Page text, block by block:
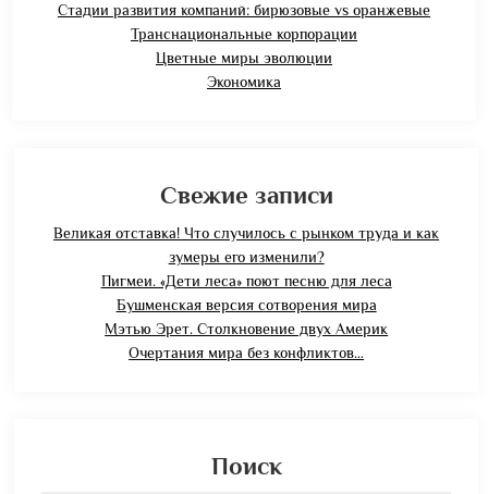
Стадии развития компаний: бирюзовые vs оранжевые
Транснациональные корпорации
Цветные миры эволюции
Экономика
Свежие записи
Великая отставка! Что случилось с рынком труда и как
зумеры его изменили?
Пигмеи. «Дети леса» поют песню для леса
Бушменская версия сотворения мира
Мэтью Эрет. Столкновение двух Америк
Очертания мира без конфликтов…
Поиск